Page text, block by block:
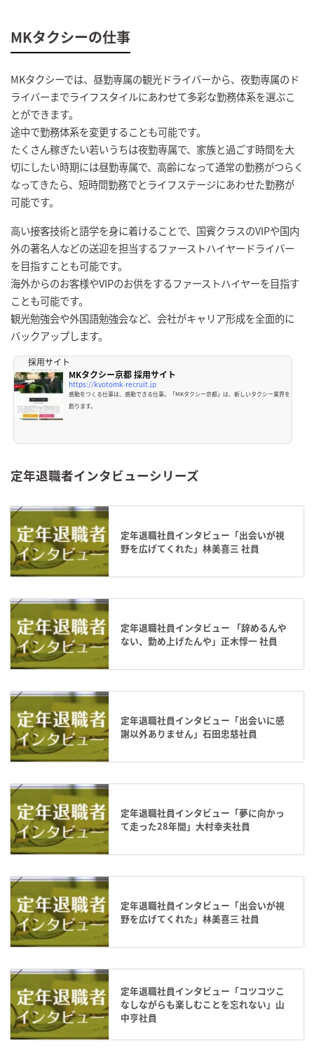
MKタクシーの仕事
MKタクシーでは、昼勤専属の観光ドライバーから、夜勤専属のド
ライバーまでライフスタイルにあわせて多彩な勤務体系を選ぶこ
とができます。
途中で勤務体系を変更することも可能です。
たくさん稼ぎたい若いうちは夜勤専属で、家族と過ごす時間を大
切にしたい時期には昼勤専属で、高齢になって通常の勤務がつらく
なってきたら、短時間勤務でとライフステージにあわせた勤務が
可能です。
高い接客技術と語学を身に着けることで、国賓クラスのVIPや国内
外の著名人などの送迎を担当するファーストハイヤードライバー
を目指すことも可能です。
海外からのお客様やVIPのお供をするファーストハイヤーを目指す
ことも可能です。
観光勉強会や外国語勉強会など、会社がキャリア形成を全面的に
バックアップします。
採用サイト
MKタクシー京都 採用サイト
https://kyotomk-recruit.jp
感動をつくる仕事は、感動できる仕事。「MKタクシー京都」は、新しいタクシー業界を
創ります。
定年退職者インタビューシリーズ
定年退職社員インタビュー「出会いが視
野を広げてくれた」林美喜三 社員
定年退職社員インタビュー 「辞めるんや
ない、勤め上げたんや」正木惇一 社員
定年退職社員インタビュー「出会いに感
謝以外ありません」石田忠慈社員
定年退職社員インタビュー「夢に向かっ
て走った28年間」大村幸夫社員
定年退職社員インタビュー「出会いが視
野を広げてくれた」林美喜三 社員
定年退職社員インタビュー「コツコツこ
なしながらも楽しむことを忘れない」山
中亨社員